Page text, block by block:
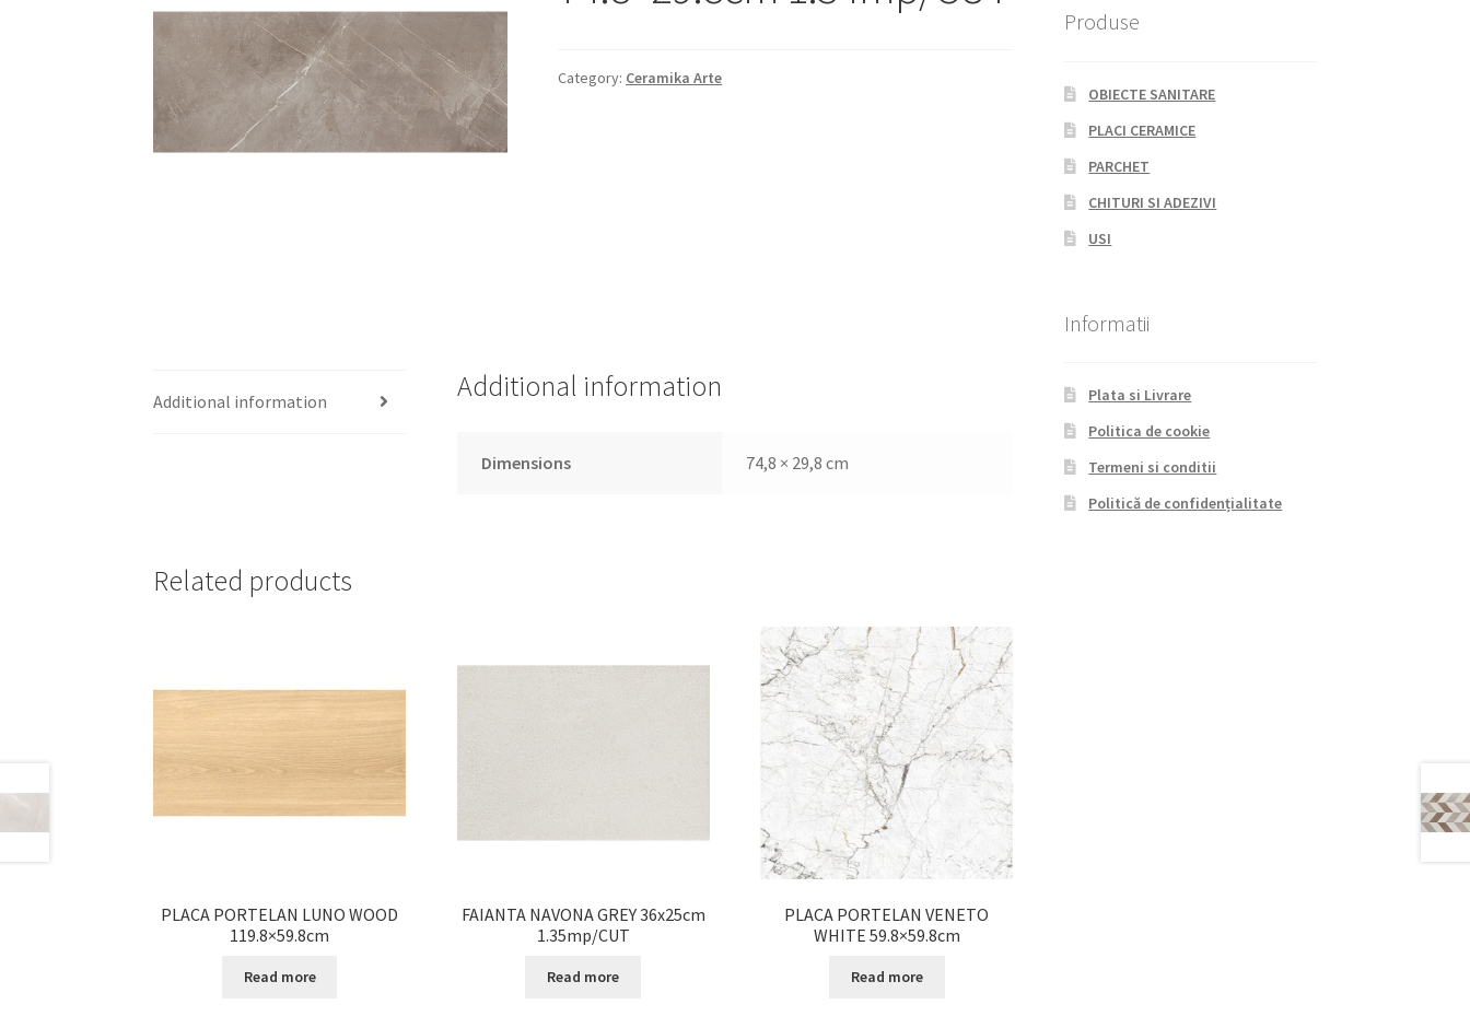
Category: Ceramika Arte
Additional information Additional information
Dimensions 74,8 × 29,8 cm
Related products
PLACA PORTELAN LUNO WOOD
119.8×59.8cm
Read more
FAIANTA NAVONA GREY 36x25cm
1.35mp/CUT
Read more
PLACA PORTELAN VENETO
WHITE 59.8×59.8cm
Read more
Produse
OBIECTE SANITARE
PLACI CERAMICE
PARCHET
CHITURI SI ADEZIVI
USI
Informatii
Plata si Livrare
Politica de cookie
Termeni si conditii
Politică de confidențialitate